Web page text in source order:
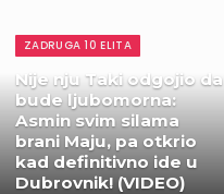
ZADRUGA 10 ELITA
Nije nju Taki odgojio da
bude ljubomorna:
Asmin svim silama
brani Maju, pa otkrio
kad definitivno ide u
Dubrovnik! (VIDEO)